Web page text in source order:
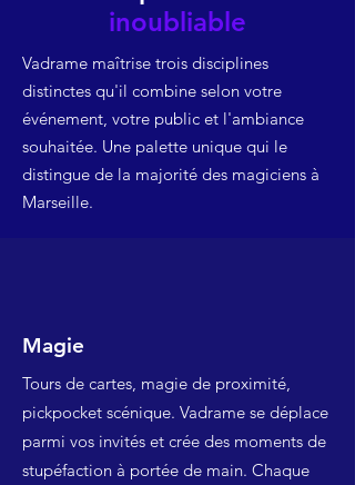
inoubliable
Vadrame maîtrise trois disciplines
distinctes qu'il combine selon votre
événement, votre public et l'ambiance
souhaitée. Une palette unique qui le
distingue de la majorité des magiciens à
Marseille.
Magie
Tours de cartes, magie de proximité,
pickpocket scénique. Vadrame se déplace
parmi vos invités et crée des moments de
stupéfaction à portée de main. Chaque